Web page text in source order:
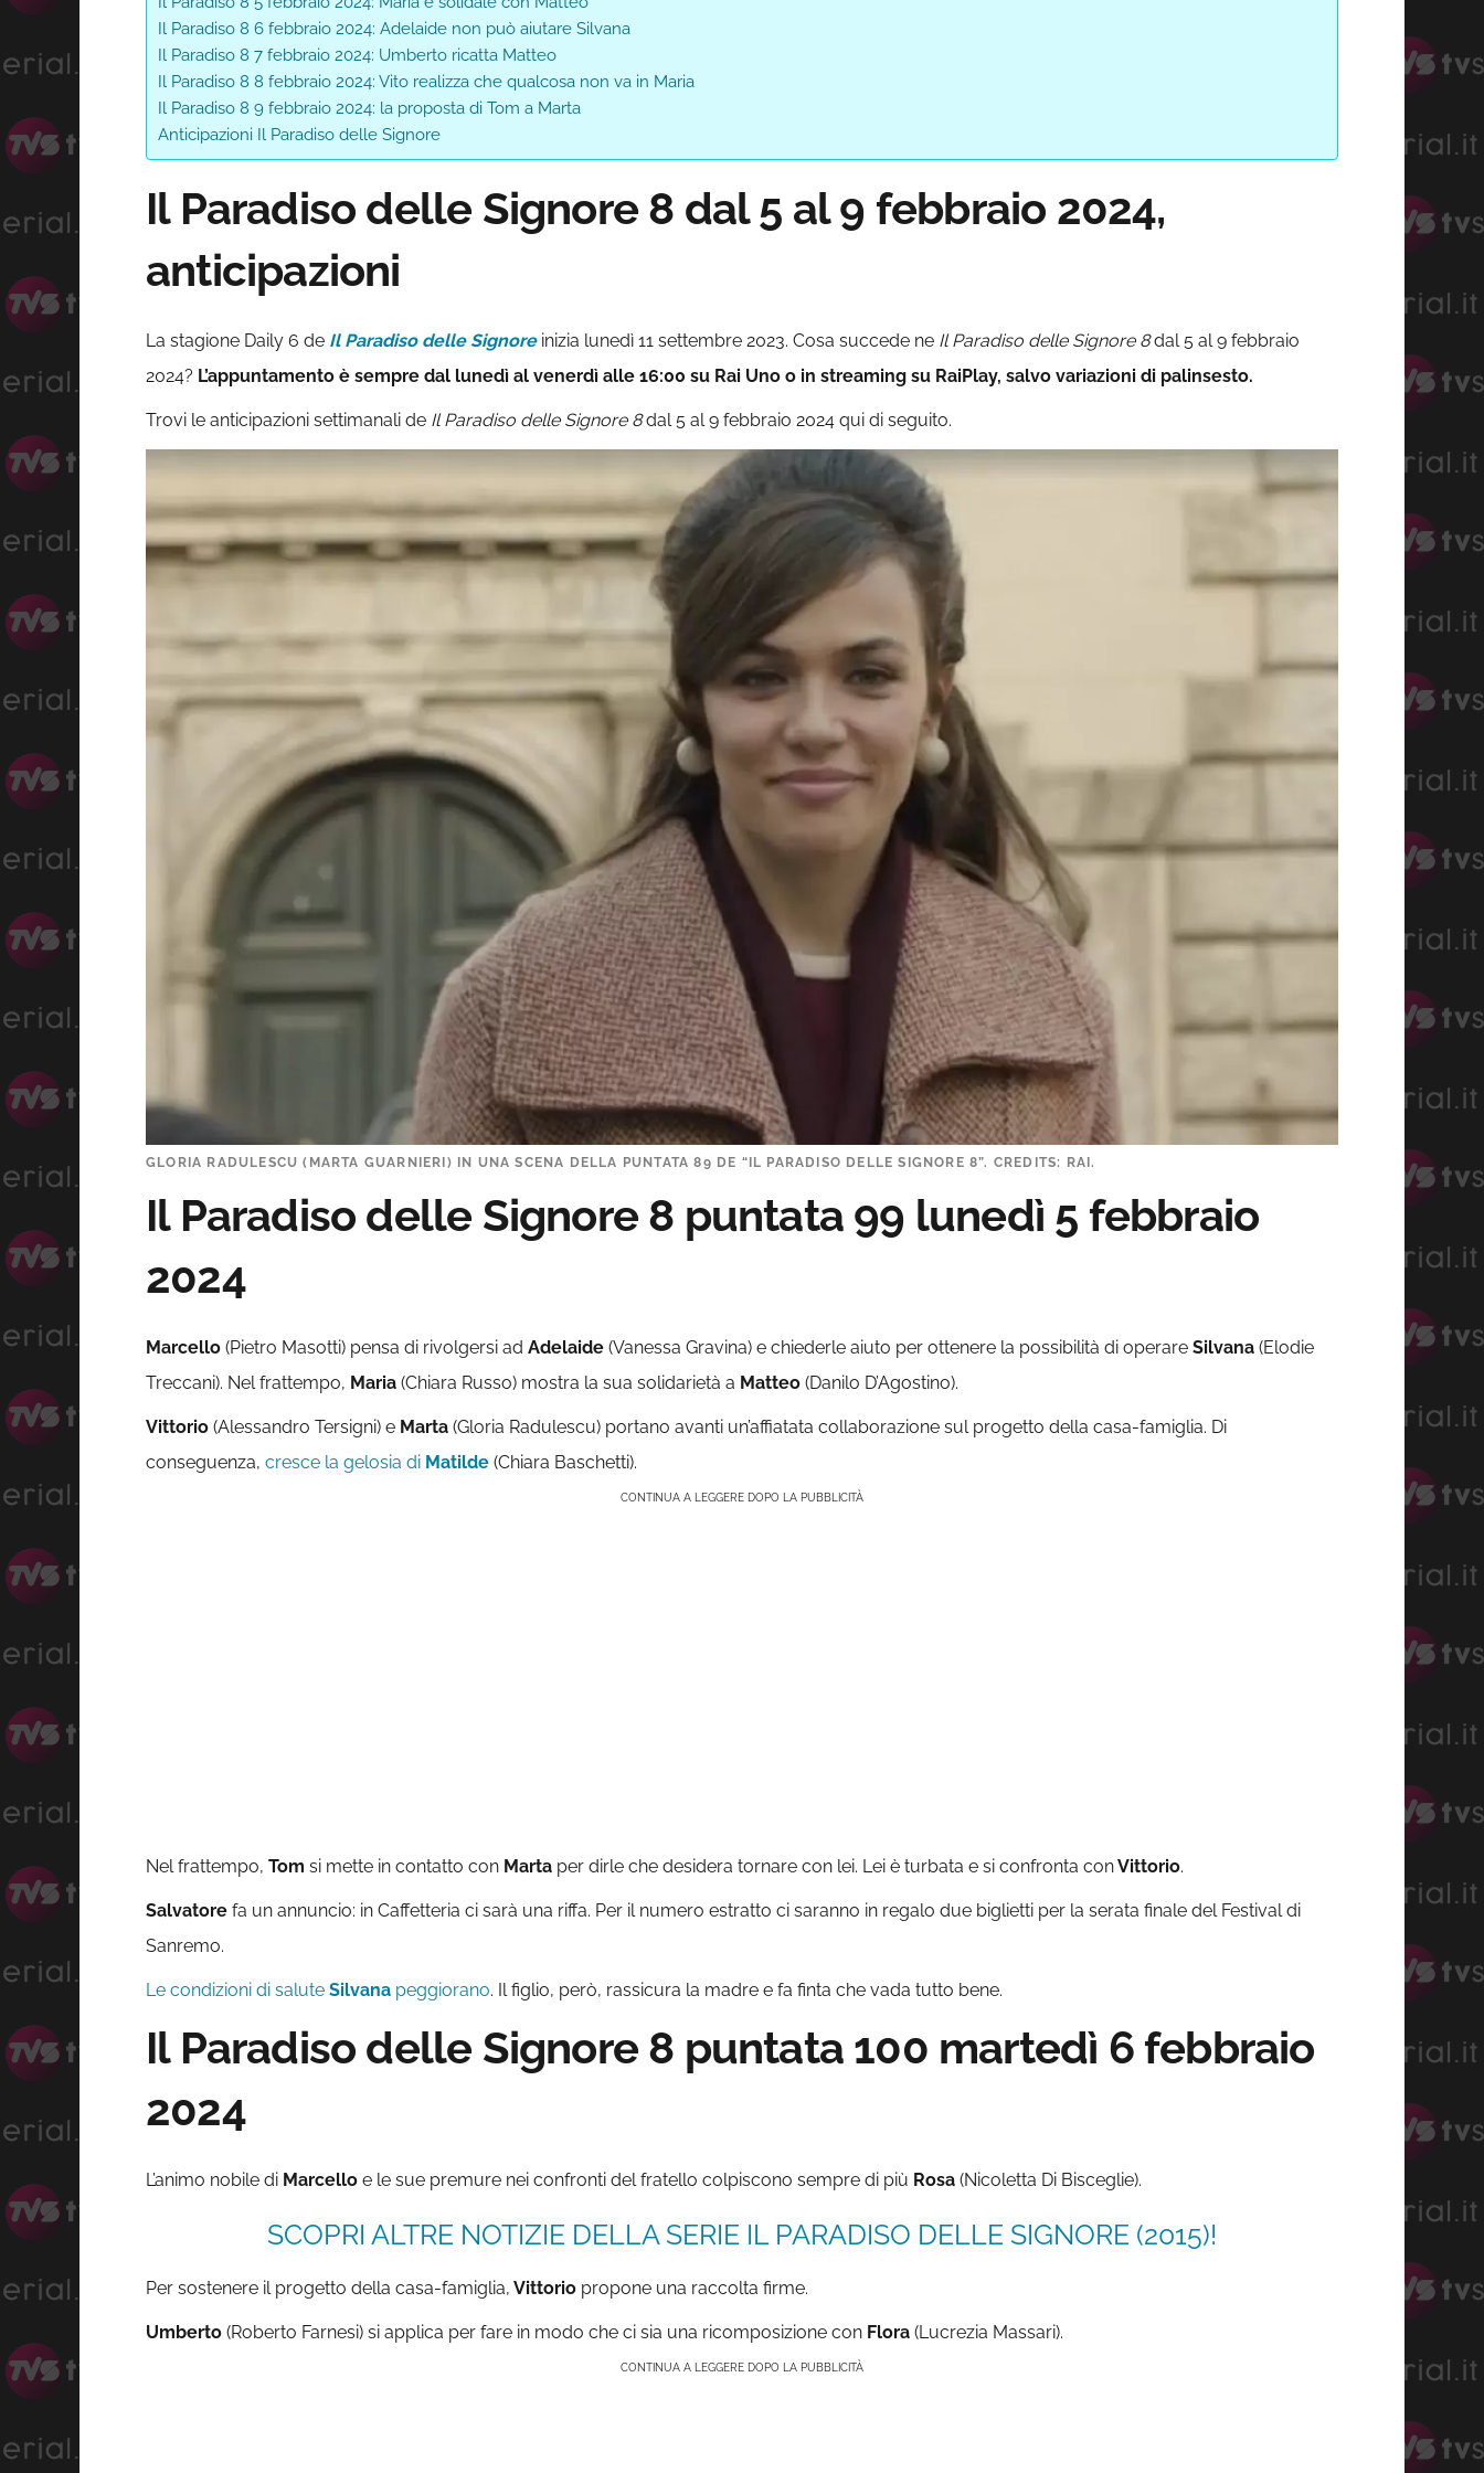
Il Paradiso 8 6 febbraio 2024: Adelaide non può aiutare Silvana
Il Paradiso 8 7 febbraio 2024: Umberto ricatta Matteo
Il Paradiso 8 8 febbraio 2024: Vito realizza che qualcosa non va in Maria
Il Paradiso 8 9 febbraio 2024: la proposta di Tom a Marta
Anticipazioni Il Paradiso delle Signore
Il Paradiso delle Signore 8 dal 5 al 9 febbraio 2024,
anticipazioni
La stagione Daily 6 de Il Paradiso delle Signoreinizia lunedì 11 settembre 2023. Cosa succede ne Il Paradiso delle Signore 8dal 5 al 9 febbraio
2024? L’appuntamento è sempre dal lunedì al venerdì alle 16:00 su Rai Uno o in streaming su RaiPlay, salvo variazioni di palinsesto.
Trovi le anticipazioni settimanali de Il Paradiso delle Signore 8dal 5 al 9 febbraio 2024 qui di seguito.
GLORIA RADULESCU (MARTA GUARNIERI) IN UNA SCENA DELLA PUNTATA 89 DE “IL PARADISO DELLE SIGNORE 8”. CREDITS: RAI.
Il Paradiso delle Signore 8 puntata 99 lunedì 5 febbraio
2024
Marcello (Pietro Masotti) pensa di rivolgersi ad Adelaide (Vanessa Gravina) e chiederle aiuto per ottenere la possibilità di operare Silvana (Elodie
Treccani). Nel frattempo, Maria (Chiara Russo) mostra la sua solidarietà a Matteo (Danilo D’Agostino).
Vittorio (Alessandro Tersigni) e Marta (Gloria Radulescu) portano avanti un’affiatata collaborazione sul progetto della casa-famiglia. Di
conseguenza, cresce la gelosia di Matilde (Chiara Baschetti).
CONTINUA A LEGGERE DOPO LA PUBBLICITÀ
Nel frattempo, Tom si mette in contatto con Marta per dirle che desidera tornare con lei. Lei è turbata e si confronta conVittorio.
Salvatore fa un annuncio: in Caffetteria ci sarà una riffa. Per il numero estratto ci saranno in regalo due biglietti per la serata finale del Festival di
Sanremo.
Le condizioni di salute Silvana peggiorano. Il figlio, però, rassicura la madre e fa finta che vada tutto bene.
Il Paradiso delle Signore 8 puntata 100 martedì 6 febbraio
2024
L’animo nobile di Marcello e le sue premure nei confronti del fratello colpiscono sempre di più Rosa (Nicoletta Di Bisceglie).
SCOPRI ALTRE NOTIZIE DELLA SERIE IL PARADISO DELLE SIGNORE (2015)!
Per sostenere il progetto della casa-famiglia, Vittorio propone una raccolta firme.
Umberto (Roberto Farnesi) si applica per fare in modo che ci sia una ricomposizione con Flora (Lucrezia Massari).
CONTINUA A LEGGERE DOPO LA PUBBLICITÀ